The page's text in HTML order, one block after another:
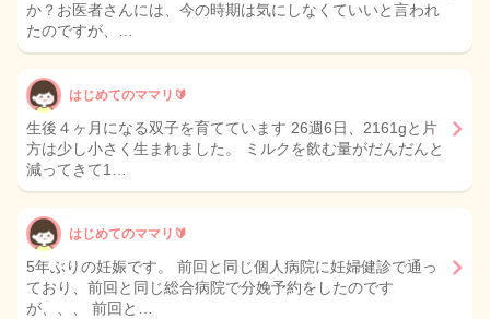
か？お医者さんには、今の時期は気にしなくていいと言われ
たのですが、…
はじめてのママリ🔰
生後４ヶ月になる双子を育てています 26週6日、2161gと片
方は少し小さく生まれました。 ミルクを飲む量がだんだんと
減ってきて1…
はじめてのママリ🔰
5年ぶりの妊娠です。 前回と同じ個人病院に妊婦健診で通っ
ており、前回と同じ総合病院で分娩予約をしたのです
が、、、 前回と…